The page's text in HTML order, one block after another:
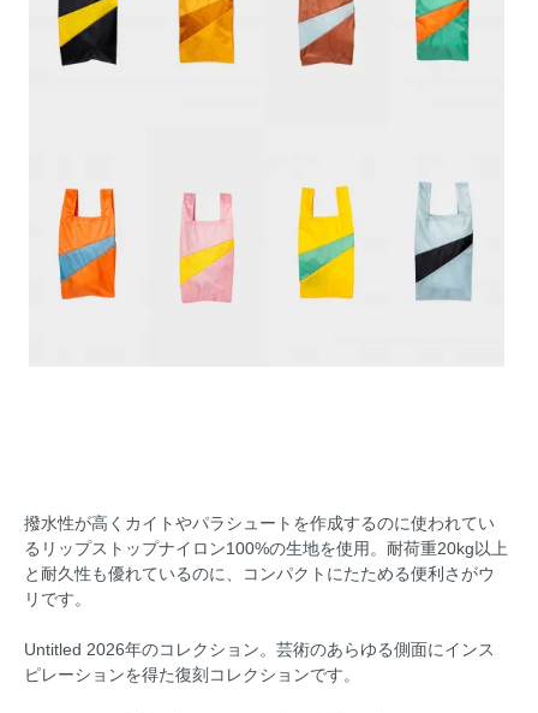
撥水性が高くカイトやパラシュートを作成するのに使われてい
るリップストップナイロン100%の生地を使用。耐荷重20kg以上
と耐久性も優れているのに、コンパクトにたためる便利さがウ
リです。
Untitled 2026年のコレクション。芸術のあらゆる側面にインス
ピレーションを得た復刻コレクションです。